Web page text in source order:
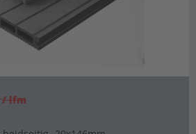
/ lfm